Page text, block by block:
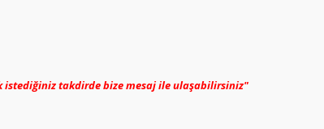
takdirde bize mesaj ile ulaşabilirsiniz"